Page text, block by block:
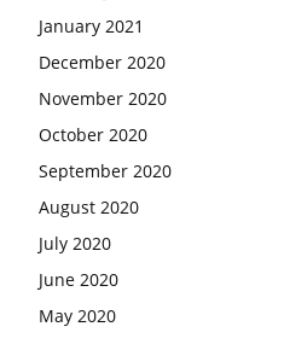
January 2021
December 2020
November 2020
October 2020
September 2020
August 2020
July 2020
June 2020
May 2020